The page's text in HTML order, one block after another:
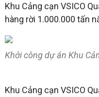
Khu Cảng cạn VSICO
hàng rời 1.000.000 tấn
Khởi công dự án Khu
Khu Cảng cạn VSICO